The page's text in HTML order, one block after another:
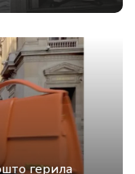
герила